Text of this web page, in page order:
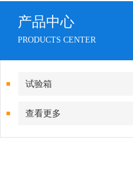
产品中心
PRODUCTS CENTER
试验箱
查看更多